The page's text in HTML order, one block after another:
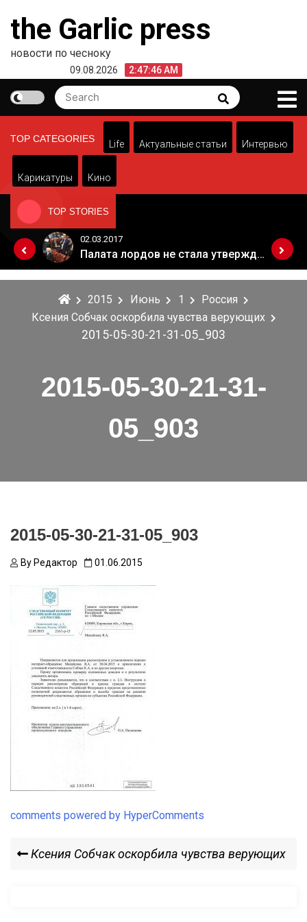
content
the Garlic press
новости по чесноку
09.08.2026 2:47:46 AM
Search
for:
Search
TOP CATEGORIES
Life Актуальные статьи Интервью
Карикатуры Кино
TOP STORIES
Когда Россия разрешит полеты в Грузию. Позиция Кремля
02.03.2017
Палата лордов не стала утверждать законопроект о "брексите"
2015 Июнь 1
Россия
Ксения Собчак оскорбила чувства верующих
2015-05-30-21-31-05_903
2015-05-30-21-31-
05_903
2015-05-30-21-31-05_903
By Редактор 01.06.2015
comments powered by HyperComments
Навигация
Previous
Ксения Собчак оскорбила чувства верующих